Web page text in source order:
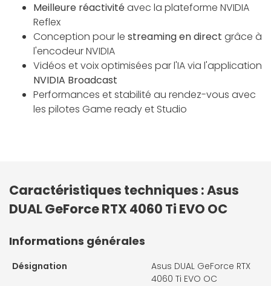
Meilleure réactivitéavec la plateforme NVIDIA
Reflex
Conception pour le streaming en direct grâce à
l'encodeur NVIDIA
Vidéos et voix optimisées par l'IA via l'application
NVIDIA Broadcast
Performances et stabilité au rendez-vous avec
les pilotes Game ready et Studio
Caractéristiques techniques : Asus
DUAL GeForce RTX 4060 Ti EVO OC
Informations générales
Désignation
Asus DUAL GeForce RTX
4060 Ti EVO OC